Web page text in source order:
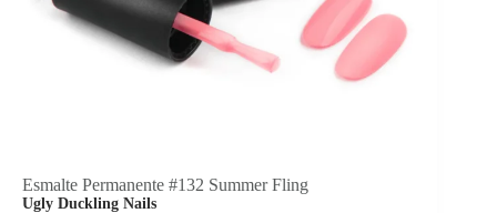
Esmalte Permanente #132 Summer Fling
Ugly Duckling Nails